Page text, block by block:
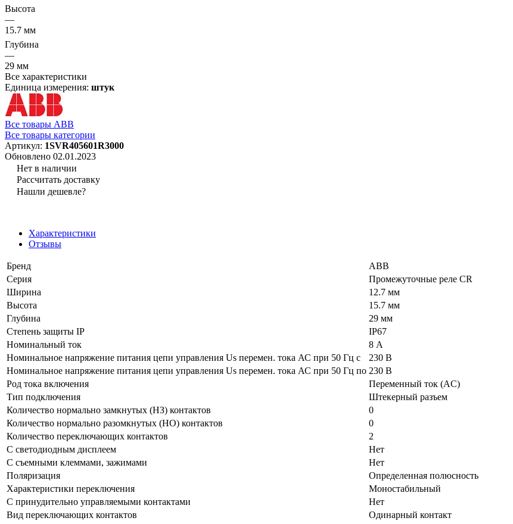
Высота
—
15.7 мм
Глубина
—
29 мм
Все характеристики
Единица измерения: штук
Все товары ABB
Все товары категории
Артикул: 1SVR405601R3000
Обновлено 02.01.2023
Нет в наличии
Рассчитать доставку
Нашли дешевле?
Характеристики
Отзывы
Бренд
ABB
Серия
Промежуточные реле CR
Ширина
12.7 мм
Высота
15.7 мм
Глубина
29 мм
Степень защиты IP
IP67
Номинальный ток
8 А
Номинальное напряжение питания цепи управления Us перемен. тока АС при 50 Гц с
230 В
Номинальное напряжение питания цепи управления Us перемен. тока АС при 50 Гц по 230 В
Род тока включения
Переменный ток (AC)
Тип подключения
Штекерный разъем
Количество нормально замкнутых (НЗ) контактов
0
Количество нормально разомкнутых (НО) контактов
0
Количество переключающих контактов
2
С светодиодным дисплеем
Нет
С съемными клеммами, зажимами
Нет
Поляризация
Определенная полюсность
Характеристики переключения
Моностабильный
С принудительно управляемыми контактами
Нет
Вид переключающих контактов
Одинарный контакт